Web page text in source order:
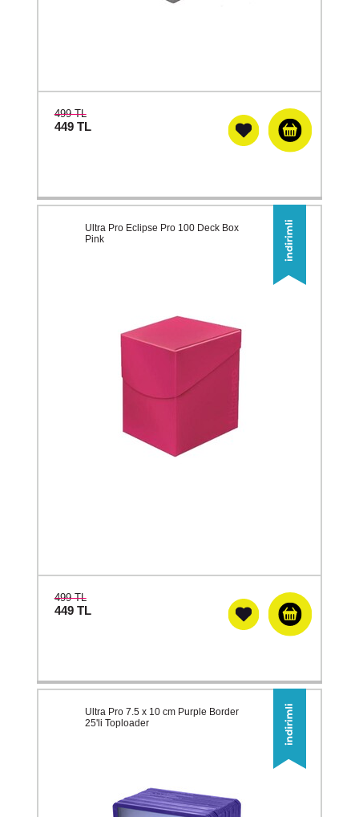
499 TL
449 TL
Ultra Pro Eclipse Pro 100 Deck Box
Pink
499 TL
449 TL
Ultra Pro 7.5 x 10 cm Purple Border
25'li Toploader